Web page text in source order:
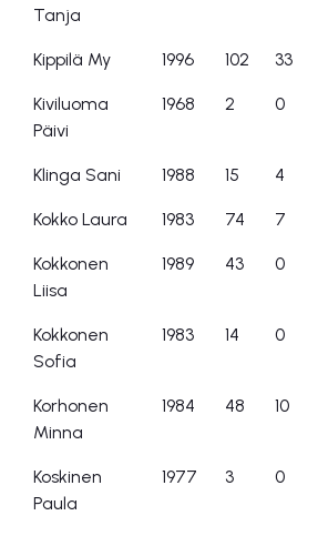
Tanja
Kippilä My 1996 102 33
Kiviluoma
Päivi
1968 2 0
Klinga Sani 1988 15 4
Kokko Laura 1983 74 7
Kokkonen
Liisa
1989 43 0
Kokkonen
Sofia
1983 14 0
Korhonen
Minna
1984 48 10
Koskinen
Paula
1977 3 0